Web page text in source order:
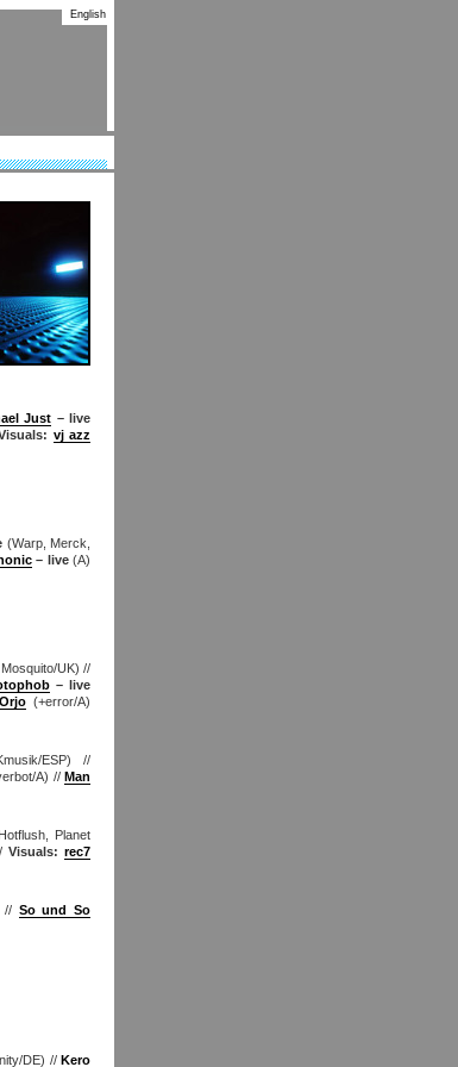
English
Just – live
vj azz
(Warp, Merck,
– live(A)
UK) //
– live
Orjo(+error/A)
ESP) //
A) //Man
Planet
Visuals: rec7
// So und So
DE) //Kero